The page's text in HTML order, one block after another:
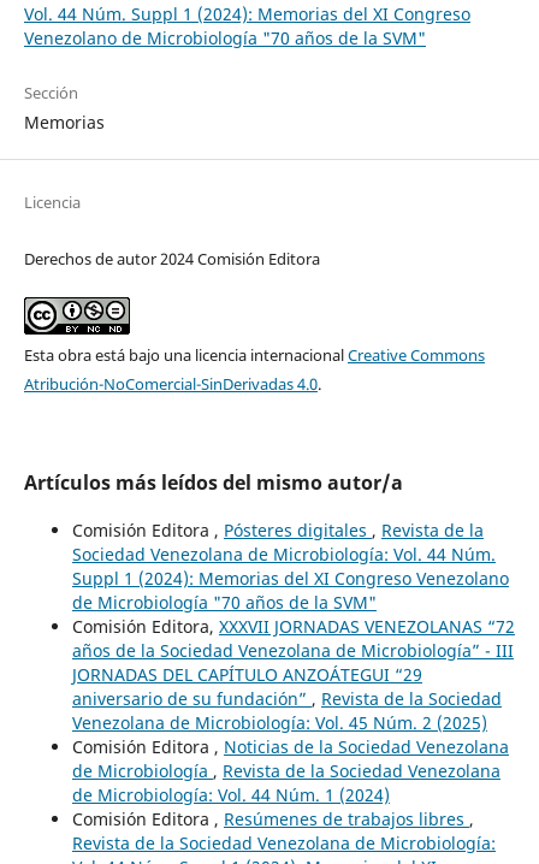
Vol. 44 Núm. Suppl 1 (2024): Memorias del XI Congreso
Venezolano de Microbiología "70 años de la SVM"
Sección
Memorias
Licencia
Derechos de autor 2024 Comisión Editora
Esta obra está bajo una licencia internacionalCreative Commons
Atribución-NoComercial-SinDerivadas 4.0.
Artículos más leídos del mismo autor/a
Comisión Editora , Pósteres digitales , Revista de la
Sociedad Venezolana de Microbiología: Vol. 44 Núm.
Suppl 1 (2024): Memorias del XI Congreso Venezolano
de Microbiología "70 años de la SVM"
Comisión Editora, XXXVII JORNADAS VENEZOLANAS “72
años de la Sociedad Venezolana de Microbiología” - III
JORNADAS DEL CAPÍTULO ANZOÁTEGUI “29
aniversario de su fundación” , Revista de la Sociedad
Venezolana de Microbiología: Vol. 45 Núm. 2 (2025)
Comisión Editora , Noticias de la Sociedad Venezolana
de Microbiología , Revista de la Sociedad Venezolana
de Microbiología: Vol. 44 Núm. 1 (2024)
Comisión Editora , Resúmenes de trabajos libres ,
Revista de la Sociedad Venezolana de Microbiología: